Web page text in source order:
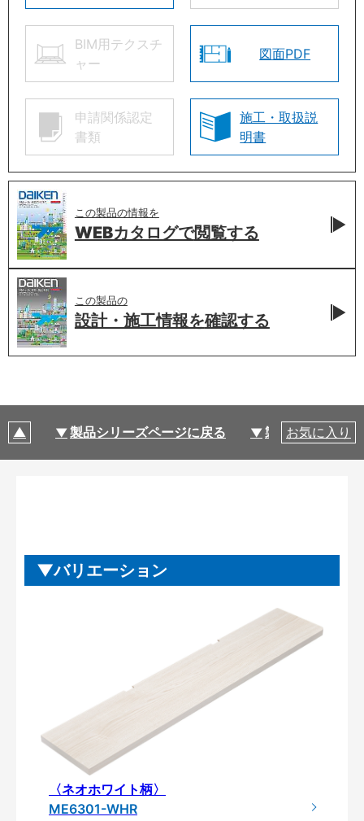
BIM用テクスチ
ャー
図面PDF
申請関係認定
書類
施工・取扱説
明書
この製品の情報を
WEBカタログで閲覧する
この製品の
設計・施工情報を確認する
製品シリーズページに戻る 製品仕様
お気に入り
バリエーション
〈ネオホワイト柄〉
ME6301-WHR